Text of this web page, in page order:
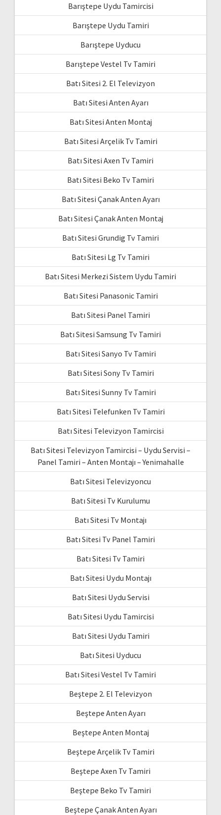
Barıştepe Uydu Tamircisi
Barıştepe Uydu Tamiri
Barıştepe Uyducu
Barıştepe Vestel Tv Tamiri
Batı Sitesi 2. El Televizyon
Batı Sitesi Anten Ayarı
Batı Sitesi Anten Montaj
Batı Sitesi Arçelik Tv Tamiri
Batı Sitesi Axen Tv Tamiri
Batı Sitesi Beko Tv Tamiri
Batı Sitesi Çanak Anten Ayarı
Batı Sitesi Çanak Anten Montaj
Batı Sitesi Grundig Tv Tamiri
Batı Sitesi Lg Tv Tamiri
Batı Sitesi Merkezi Sistem Uydu Tamiri
Batı Sitesi Panasonic Tamiri
Batı Sitesi Panel Tamiri
Batı Sitesi Samsung Tv Tamiri
Batı Sitesi Sanyo Tv Tamiri
Batı Sitesi Sony Tv Tamiri
Batı Sitesi Sunny Tv Tamiri
Batı Sitesi Telefunken Tv Tamiri
Batı Sitesi Televizyon Tamircisi
Batı Sitesi Televizyon Tamircisi – Uydu Servisi –
Panel Tamiri – Anten Montajı – Yenimahalle
Batı Sitesi Televizyoncu
Batı Sitesi Tv Kurulumu
Batı Sitesi Tv Montajı
Batı Sitesi Tv Panel Tamiri
Batı Sitesi Tv Tamiri
Batı Sitesi Uydu Montajı
Batı Sitesi Uydu Servisi
Batı Sitesi Uydu Tamircisi
Batı Sitesi Uydu Tamiri
Batı Sitesi Uyducu
Batı Sitesi Vestel Tv Tamiri
Beştepe 2. El Televizyon
Beştepe Anten Ayarı
Beştepe Anten Montaj
Beştepe Arçelik Tv Tamiri
Beştepe Axen Tv Tamiri
Beştepe Beko Tv Tamiri
Beştepe Çanak Anten Ayarı